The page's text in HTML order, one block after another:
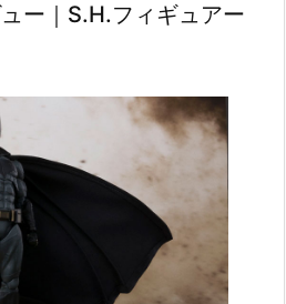
ー｜S.H.フィギュアー